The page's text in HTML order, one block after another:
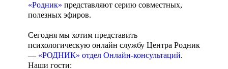
«Родник» представляют серию совместных,
полезных эфиров.
Сегодня мы хотим представить
психологическую онлайн службу Центра Родник
— «РОДНИК» отдел Онлайн-консультаций.
Наши гости: